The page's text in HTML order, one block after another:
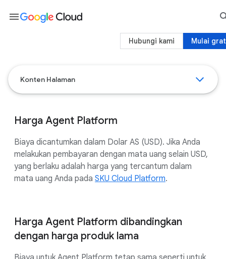
Konten Halaman
Harga Agent Platform
Biaya dicantumkan dalam Dolar AS (USD). Jika Anda
melakukan pembayaran dengan mata uang selain USD,
yang berlaku adalah harga yang tercantum dalam
mata uang Anda pada SKU Cloud Platform.
Harga Agent Platform dibandingkan
dengan harga produk lama
menu
Mulai
Hubungi kami